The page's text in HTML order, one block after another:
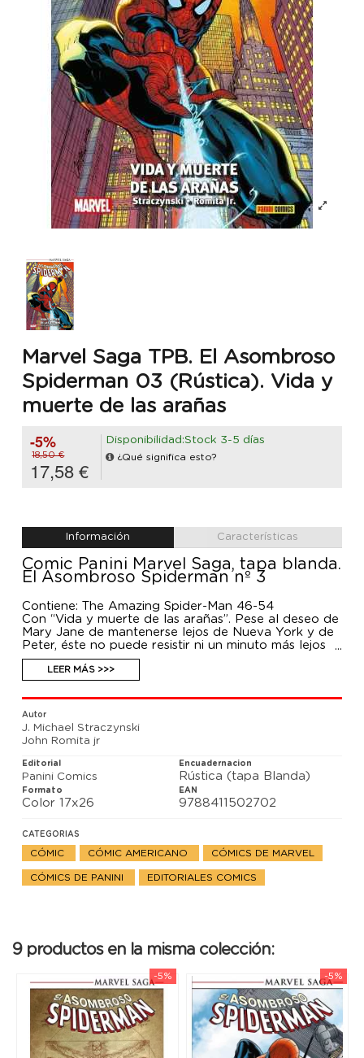
Marvel Saga TPB. El Asombroso
Spiderman 03 (Rústica). Vida y
muerte de las arañas
-5%
18,50 €
17,58 €
Disponibilidad:Stock 3-5 días
¿Qué significa esto?
Información Características
Comic Panini Marvel Saga, tapa blanda.
El Asombroso Spiderman nº 3
Contiene: The Amazing Spider-Man 46-54
Con “Vida y muerte de las arañas”. Pese al deseo de
Mary Jane de mantenerse lejos de Nueva York y de
Peter, éste no puede resistir ni un minuto más lejos
de su esposa. ¿Qué ocurrirá cuando le pida que
regrese a su lado? ¿Y qué tienen que ver el Capitán
América y el Doctor Muerte en tan crucial decisión?
LEER MÁS >>>
Autor
J. Michael Straczynski
John Romita jr
Editorial
Panini Comics
Encuadernacion
Rústica (tapa Blanda)
Formato
Color 17x26
EAN
9788411502702
CATEGORIAS
CÓMIC CÓMIC AMERICANO CÓMICS DE MARVEL
CÓMICS DE PANINI EDITORIALES COMICS
9 productos en la misma colección:
-5% -5%